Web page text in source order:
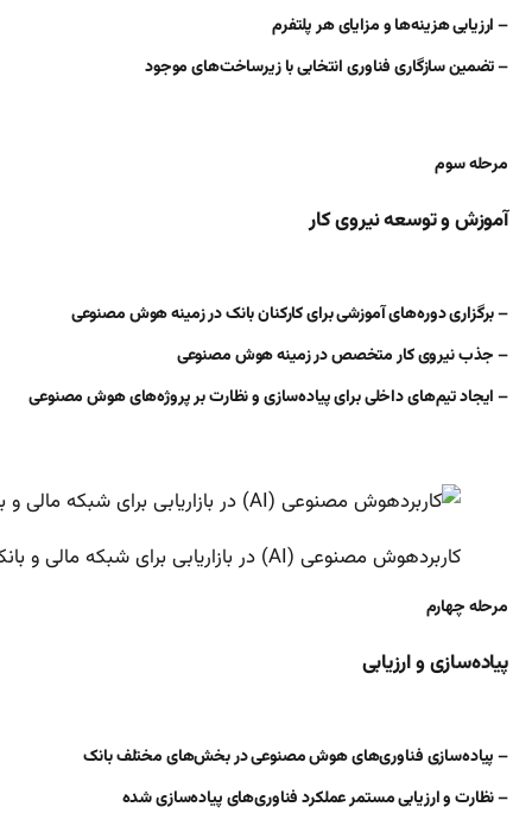
– ارزیابی هزینه‌ها و مزایای هر پلتفرم
– تضمین سازگاری فناوری انتخابی با زیرساخت‌های موجود
مرحله سوم
آموزش و توسعه نیروی کار
– برگزاری دوره‌های آموزشی برای کارکنان بانک در زمینه هوش مصنوعی
– جذب نیروی کار متخصص در زمینه هوش مصنوعی
– ایجاد تیم‌های داخلی برای پیاده‌سازی و نظارت بر پروژه‌های هوش مصنوعی
کاربردهوش مصنوعی (AI) در بازاریابی برای شبکه مالی و بانکی
مرحله چهارم
پیاده‌سازی و ارزیابی
– پیاده‌سازی فناوری‌های هوش مصنوعی در بخش‌های مختلف بانک
– نظارت و ارزیابی مستمر عملکرد فناوری‌های پیاده‌سازی شده